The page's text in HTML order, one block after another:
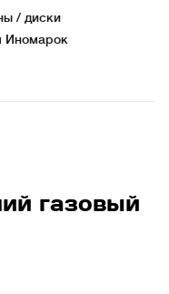
/ диски
Иномарок
газовый